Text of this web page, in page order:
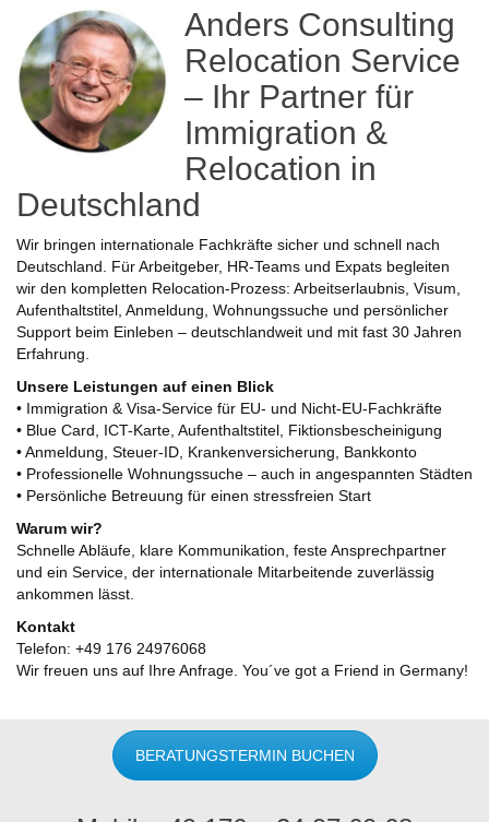
Anders Consulting
Relocation Service
– Ihr Partner für
Immigration &
Relocation in
Deutschland
Wir bringen internationale Fachkräfte sicher und schnell nach
Deutschland. Für Arbeitgeber, HR-Teams und Expats begleiten
wir den kompletten Relocation-Prozess: Arbeitserlaubnis, Visum,
Aufenthaltstitel, Anmeldung, Wohnungssuche und persönlicher
Support beim Einleben – deutschlandweit und mit fast 30 Jahren
Erfahrung.
Unsere Leistungen auf einen Blick
• Immigration & Visa-Service für EU- und Nicht-EU-Fachkräfte
• Blue Card, ICT-Karte, Aufenthaltstitel, Fiktionsbescheinigung
• Anmeldung, Steuer-ID, Krankenversicherung, Bankkonto
• Professionelle Wohnungssuche – auch in angespannten Städten
• Persönliche Betreuung für einen stressfreien Start
Warum wir?
Schnelle Abläufe, klare Kommunikation, feste Ansprechpartner
und ein Service, der internationale Mitarbeitende zuverlässig
ankommen lässt.
Kontakt
Telefon: +49 176 24976068
Wir freuen uns auf Ihre Anfrage. You´ve got a Friend in Germany!
BERATUNGSTERMIN BUCHEN